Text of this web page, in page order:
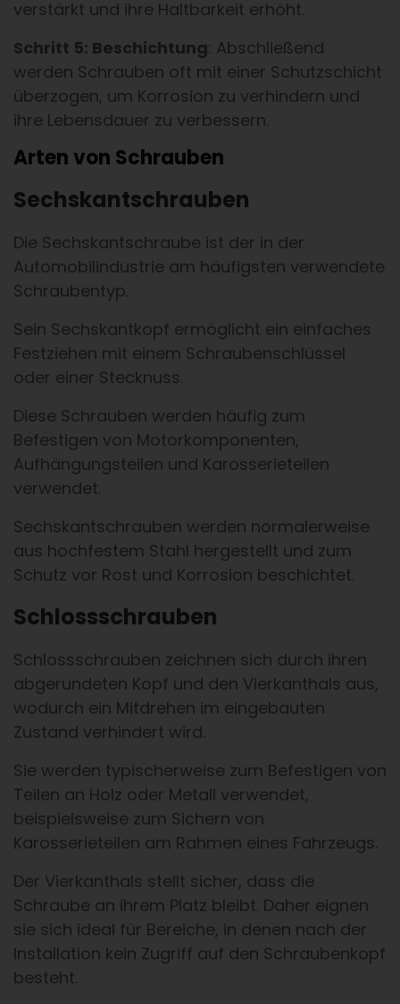
verstärkt und ihre Haltbarkeit erhöht.
Schritt 5: Beschichtung: Abschließend
werden Schrauben oft mit einer Schutzschicht
überzogen, um Korrosion zu verhindern und
ihre Lebensdauer zu verbessern.
Arten von Schrauben
Sechskantschrauben
Die Sechskantschraube ist der in der
Automobilindustrie am häufigsten verwendete
Schraubentyp.
Sein Sechskantkopf ermöglicht ein einfaches
Festziehen mit einem Schraubenschlüssel
oder einer Stecknuss.
Diese Schrauben werden häufig zum
Befestigen von Motorkomponenten,
Aufhängungsteilen und Karosserieteilen
verwendet.
Sechskantschrauben werden normalerweise
aus hochfestem Stahl hergestellt und zum
Schutz vor Rost und Korrosion beschichtet.
Schlossschrauben
Schlossschrauben zeichnen sich durch ihren
abgerundeten Kopf und den Vierkanthals aus,
wodurch ein Mitdrehen im eingebauten
Zustand verhindert wird.
Sie werden typischerweise zum Befestigen von
Teilen an Holz oder Metall verwendet,
beispielsweise zum Sichern von
Karosserieteilen am Rahmen eines Fahrzeugs.
Der Vierkanthals stellt sicher, dass die
Schraube an ihrem Platz bleibt. Daher eignen
sie sich ideal für Bereiche, in denen nach der
Installation kein Zugriff auf den Schraubenkopf
besteht.